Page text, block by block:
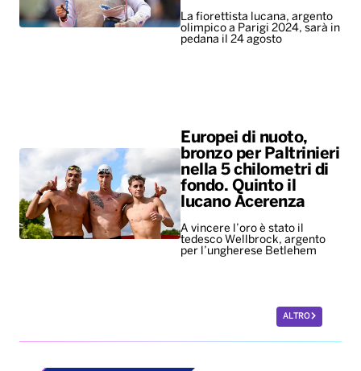
La fiorettista lucana, argento
olimpico a Parigi 2024, sarà in
pedana il 24 agosto
Europei di nuoto,
bronzo per Paltrinieri
nella 5 chilometri di
fondo. Quinto il
lucano Acerenza
A vincere l’oro è stato il
tedesco Wellbrock, argento
per l’ungherese Betlehem
ALTRO